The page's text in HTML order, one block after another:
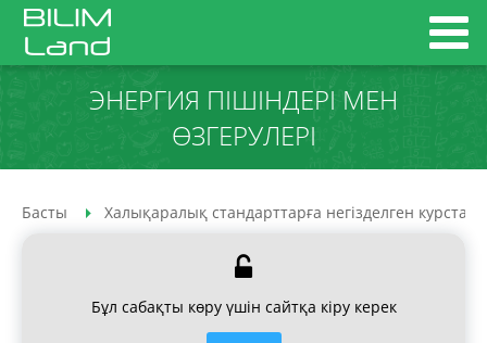
ЭНЕРГИЯ ПІШІНДЕРІ МЕН
ӨЗГЕРУЛЕРІ
Басты Халықаралық стандарттарға негізделген курстар
Бұл сабақты көру үшін сайтқа кіру керек